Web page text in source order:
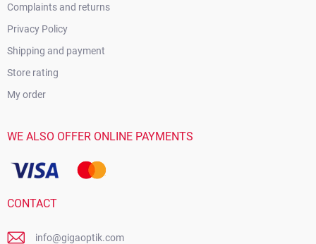
Complaints and returns
Privacy Policy
Shipping and payment
Store rating
My order
WE ALSO OFFER ONLINE PAYMENTS
CONTACT
info@gigaoptik.com